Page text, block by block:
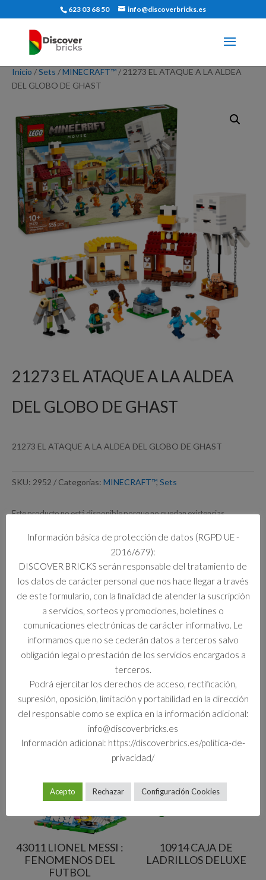
623 03 68 50 info@discoverbricks.es
Inicio /Sets /MINECRAFT™ / 21273 EL ATAQUE A LA ALDEA
DEL GLOBO DE GHAST
21273 EL ATAQUE A LA ALDEA
DEL GLOBO DE GHAST
21273 EL ATAQUE A LA ALDEA DEL GLOBO DE GHAST
SKU: 2952 Categorías: MINECRAFT™, Sets
Este producto no está disponible porque no quedan existencias.
Información adicional
Información adicional
Formato
Set
Productos relacionados
43011 LIONEL MESSI :
FENOMENOS DEL
FUTBOL
10914 CAJA DE
LADRILLOS DELUXE
Información básica de protección de datos (RGPD UE -
2016/679):
DISCOVER BRICKS serán responsable del tratamiento de
los datos de carácter personal que nos hace llegar a través
de este formulario, con la finalidad de atender la suscripción
a servicios, sorteos y promociones, boletines o
comunicaciones electrónicas de carácter informativo. Le
informamos que no se cederán datos a terceros salvo
obligación legal o prestación de los servicios encargados a
terceros.
Podrá ejercitar los derechos de acceso, rectificación,
supresión, oposición, limitación y portabilidad en la dirección
del responsable como se explica en la información adicional:
info@discoverbricks.es
Información adicional: https://discoverbrics.es/politica-de-
privacidad/
Acepto Rechazar Configuración Cookies